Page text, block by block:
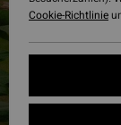
Cookie-Richtlinie